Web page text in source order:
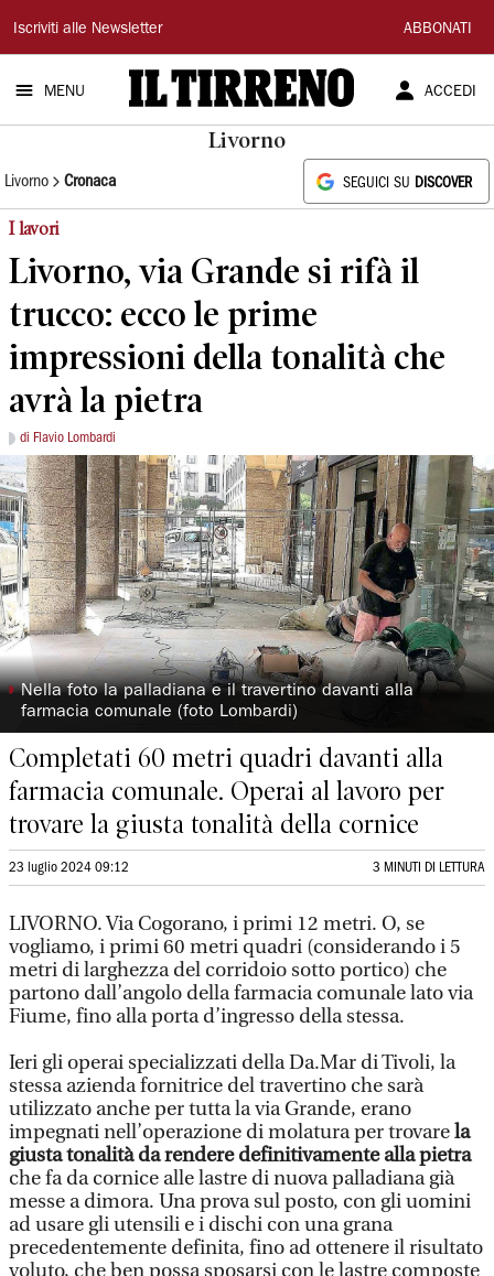
Il
Tirreno
Iscriviti alle Newsletter ABBONATI
MENU ACCEDI
Livorno
Livorno Cronaca SEGUICI SU DISCOVER
I lavori
Livorno, via Grande si rifà il
trucco: ecco le prime
impressioni della tonalità che
avrà la pietra
di Flavio Lombardi
◗Nella foto la palladiana e il travertino davanti alla
farmacia comunale (foto Lombardi)
Completati 60 metri quadri davanti alla
farmacia comunale. Operai al lavoro per
trovare la giusta tonalità della cornice
23 luglio 2024 09:12 3 MINUTI DI LETTURA
LIVORNO. Via Cogorano, i primi 12 metri. O, se
vogliamo, i primi 60 metri quadri (considerando i 5
metri di larghezza del corridoio sotto portico) che
partono dall’angolo della farmacia comunale lato via
Fiume, fino alla porta d’ingresso della stessa.
Ieri gli operai specializzati della Da.Mar di Tivoli, la
stessa azienda fornitrice del travertino che sarà
utilizzato anche per tutta la via Grande, erano
impegnati nell’operazione di molatura per trovarela
giusta tonalità da rendere definitivamente alla pietra
che fa da cornice alle lastre di nuova palladiana già
messe a dimora. Una prova sul posto, con gli uomini
ad usare gli utensili e i dischi con una grana
precedentemente definita, fino ad ottenere il risultato
voluto, che ben possa sposarsi con le lastre composte